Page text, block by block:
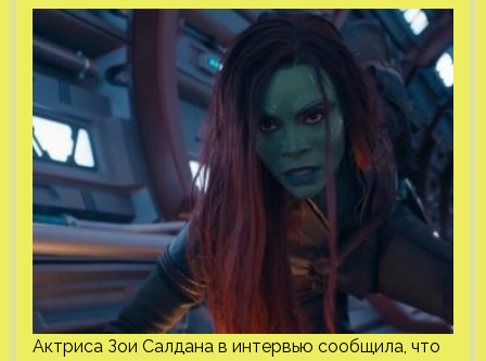
Актриса Зои Салдана в интервью сообщила, что